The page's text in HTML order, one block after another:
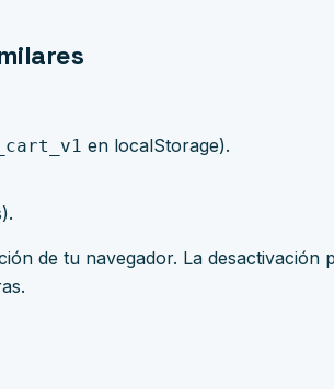
en localStorage).
de tu navegador. La desactivación